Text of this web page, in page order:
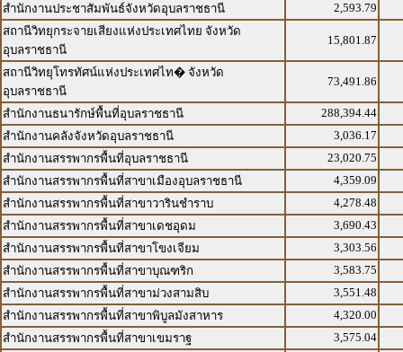
สำนักงานประชาสัมพันธ์จังหวัดอุบลราชธานี
2,593.79
สถานีวิทยุกระจายเสียงแห่งประเทศไทย จังหวัด
อุบลราชธานี
15,801.87
สถานีวิทยุโทรทัศน์แห่งประเทศไท� จังหวัด
อุบลราชธานี
73,491.86
สำนักงานธนารักษ์พื้นที่อุบลราชธานี
288,394.44
สำนักงานคลังจังหวัดอุบลราชธานี
3,036.17
สำนักงานสรรพากรพื้นที่อุบลราชธานี
23,020.75
สำนักงานสรรพากรพื้นที่สาขาเมืองอุบลราชธานี
4,359.09
สำนักงานสรรพากรพื้นที่สาขาวารินชำราบ
4,278.48
สำนักงานสรรพากรพื้นที่สาขาเดชอุดม
3,690.43
สำนักงานสรรพากรพื้นที่สาขาโขงเจียม
3,303.56
สำนักงานสรรพากรพื้นที่สาขาบุณฑริก
3,583.75
สำนักงานสรรพากรพื้นที่สาขาม่วงสามสิบ
3,551.48
สำนักงานสรรพากรพื้นที่สาขาพิบูลมังสาหาร
4,320.00
สำนักงานสรรพากรพื้นที่สาขาเขมราฐ
3,575.04